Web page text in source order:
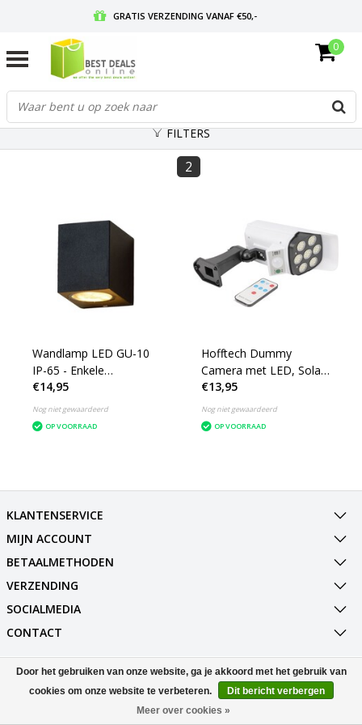
GRATIS VERZENDING VANAF €50,-
GRATIS RETOURNEREN EN 30 DAGEN BEDENKTIJD
0
FILTERS
2
Wandlamp LED GU-10
IP-65 - Enkele
lichtbundel Dimbaar ‒
Vierkant 8.1 cm - Zwart
€14,95
Nog niet gewaardeerd
OP VOORRAAD
Hofftech Dummy
Camera met LED, Solar
en Sensor - 3.7 Volt -
1200 mAh Accu
€13,95
Nog niet gewaardeerd
OP VOORRAAD
KLANTENSERVICE
MIJN ACCOUNT
BETAALMETHODEN
VERZENDING
SOCIALMEDIA
CONTACT
© Copyright 2026 Best Deals Online BV Powered byLightspeed
All rights reserved byInStijl Media
Door het gebruiken van onze website, ga je akkoord met het gebruik van
cookies om onze website te verbeteren.
Dit bericht verbergen
Meer over cookies »